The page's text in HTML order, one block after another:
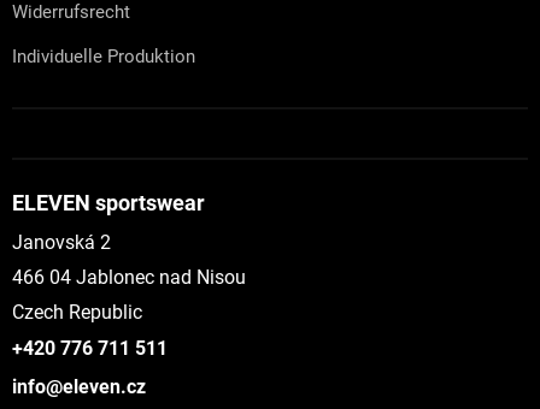
Widerrufsrecht
Individuelle Produktion
ELEVEN sportswear
Janovská 2
466 04 Jablonec nad Nisou
Czech Republic
+420 776 711 511
info@eleven.cz